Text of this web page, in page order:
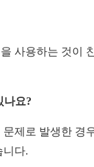
사용하는 것이
나요?
제로 발생한 경
니다.